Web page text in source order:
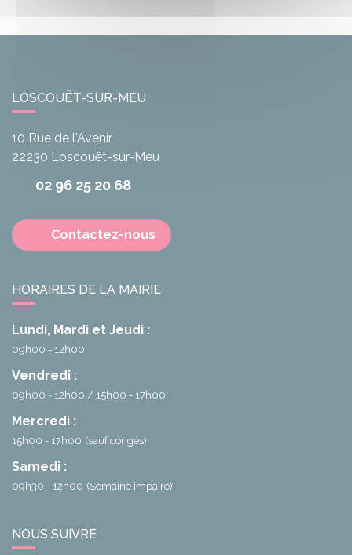
LOSCOUËT-SUR-MEU
10 Rue de l'Avenir
22230 Loscouët-sur-Meu
02 96 25 20 68
Contactez-nous
HORAIRES DE LA MAIRIE
Lundi, Mardi et Jeudi :
09h00 - 12h00
Vendredi :
09h00 - 12h00 15h00 - 17h00
Mercredi :
15h00 - 17h00 (sauf congés)
Samedi :
09h30 - 12h00 (Semaine impaire)
NOUS SUIVRE